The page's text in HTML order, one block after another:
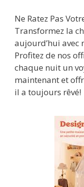
Ne Ratez Pas
Transformez la
aujourd’hui avec
Profitez de nos
chaque nuit un
maintenant et
il a toujours rêvé!